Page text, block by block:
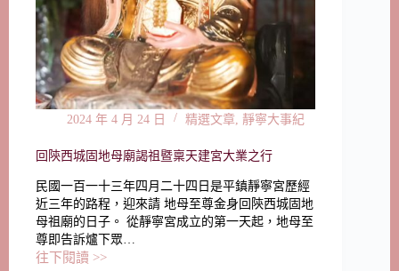
2024 年 4 月 24 日 精選文章 靜寧大事紀
回陝西城固地母廟謁祖暨稟天建宮大業之行
民國一百一十三年四月二十四日是平鎮靜寧宮歷經
近三年的路程，迎來請 地母至尊金身回陝西城固地
母祖廟的日子。 從靜寧宮成立的第一天起，地母至
尊即告訴爐下眾…
往下閱讀 >>